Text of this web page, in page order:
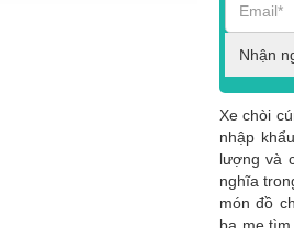
Nhận
Xe chòi
nhập
lượng và
nghĩa
món đồ